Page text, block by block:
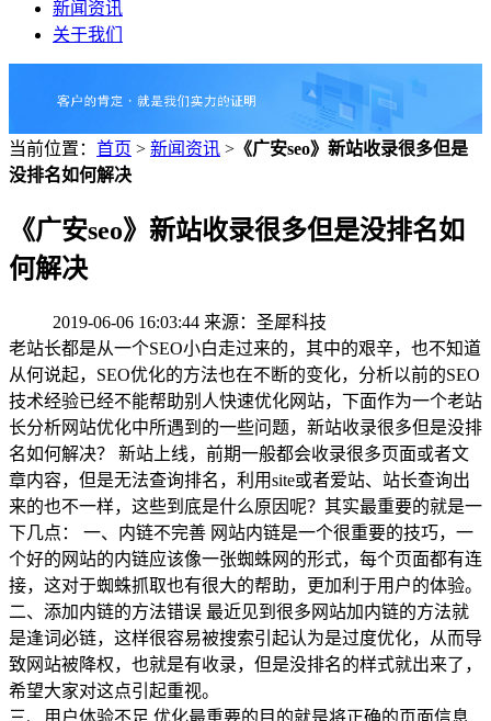
新闻资讯
关于我们
当前位置： 首页 > 新闻资讯 > 《广安seo》新站收录很多但是
没排名如何解决
《广安seo》新站收录很多但是没排名如
何解决
2019-06-06 16:03:44 来源：圣犀科技
老站长都是从一个SEO小白走过来的，其中的艰辛，也不知道
从何说起，SEO优化的方法也在不断的变化，分析以前的SEO
技术经验已经不能帮助别人快速优化网站，下面作为一个老站
长分析网站优化中所遇到的一些问题，新站收录很多但是没排
名如何解决？ 新站上线，前期一般都会收录很多页面或者文
章内容，但是无法查询排名，利用site或者爱站、站长查询出
来的也不一样，这些到底是什么原因呢？其实最重要的就是一
下几点： 一、内链不完善 网站内链是一个很重要的技巧，一
个好的网站的内链应该像一张蜘蛛网的形式，每个页面都有连
接，这对于蜘蛛抓取也有很大的帮助，更加利于用户的体验。
二、添加内链的方法错误 最近见到很多网站加内链的方法就
是逢词必链，这样很容易被搜索引起认为是过度优化，从而导
致网站被降权，也就是有收录，但是没排名的样式就出来了，
希望大家对这点引起重视。
三、用户体验不足 优化最重要的目的就是将正确的页面信息